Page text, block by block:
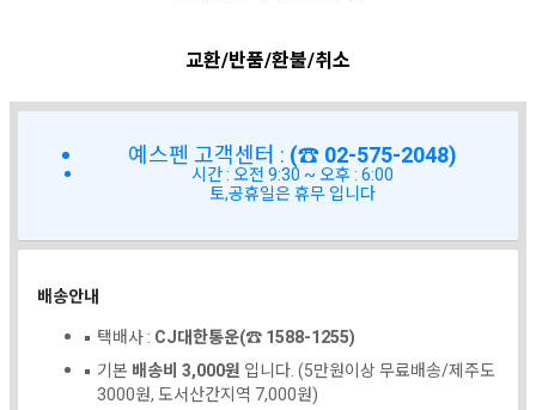
교환/반품/환불/취소
예스펜 고객센터 : (☎ 02-575-2048)
시간 : 오전 9:30 ~ 오후 : 6:00
토,공휴일은 휴무 입니다
배송안내
택배사 : CJ대한통운(☎ 1588-1255)
기본 배송비 3,000원 입니다. (5만원이상 무료배송/제주도
3000원, 도서산간지역 7,000원)